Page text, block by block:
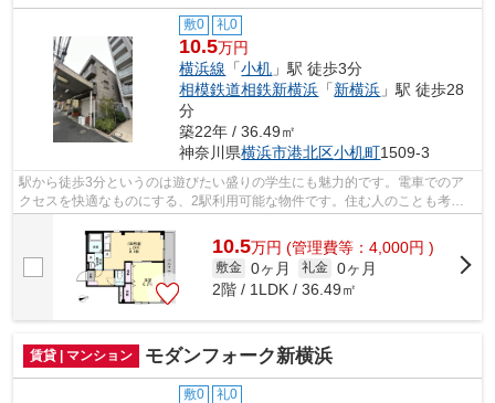
敷0 礼0
10.5万円
横浜線 「小机 」駅 徒歩3分
相模鉄道相鉄新横浜 「新横浜 」駅 徒歩28
分
築22年 / 36.49㎡
神奈川県横浜市港北区小机町1509-3
駅から徒歩3分というのは遊びたい盛りの学生にも魅力的です。電車でのア
クセスを快適なものにする、2駅利用可能な物件です。住む人のことも考え
10.5万円 (管理費等：4,000円 )
敷金 0ヶ月 礼金 0ヶ月
2階 / 1LDK / 36.49㎡
賃貸 | マンション モダンフォーク新横浜
敷0 礼0